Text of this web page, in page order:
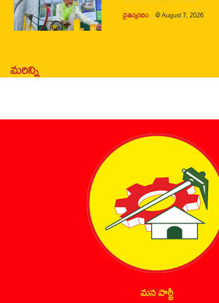
చైతన్యరధం @August 7, 2026
మరిన్ని
మన పార్టీ